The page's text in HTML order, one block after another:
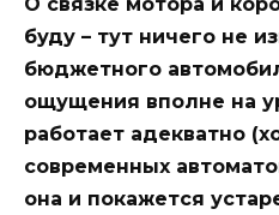
буду – тут ничего не
бюджетного
ощущения вполне на
работает адекватно
современных
она и покажется